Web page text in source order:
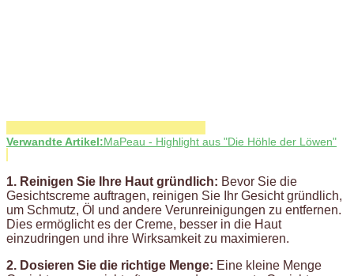
Verwandte Artikel:MaPeau - Highlight aus "Die Höhle der Löwen"
1. Reinigen Sie Ihre Haut gründlich: Bevor Sie die
Gesichtscreme auftragen, reinigen Sie Ihr Gesicht gründlich,
um Schmutz, Öl und andere Verunreinigungen zu entfernen.
Dies ermöglicht es der Creme, besser in die Haut
einzudringen und ihre Wirksamkeit zu maximieren.
2. Dosieren Sie die richtige Menge: Eine kleine Menge